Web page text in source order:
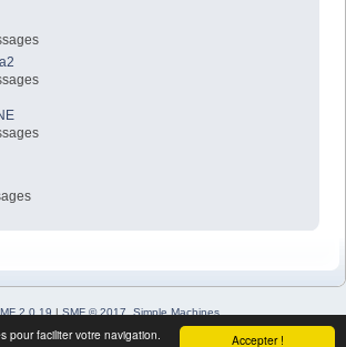
Accepter !
pour faciliter votre navigation.
2.0.19 | SMF © 2017
Simple Machines
Simple Audio Video Embedder
2.3.7 © 2008-2026, SimplePortal